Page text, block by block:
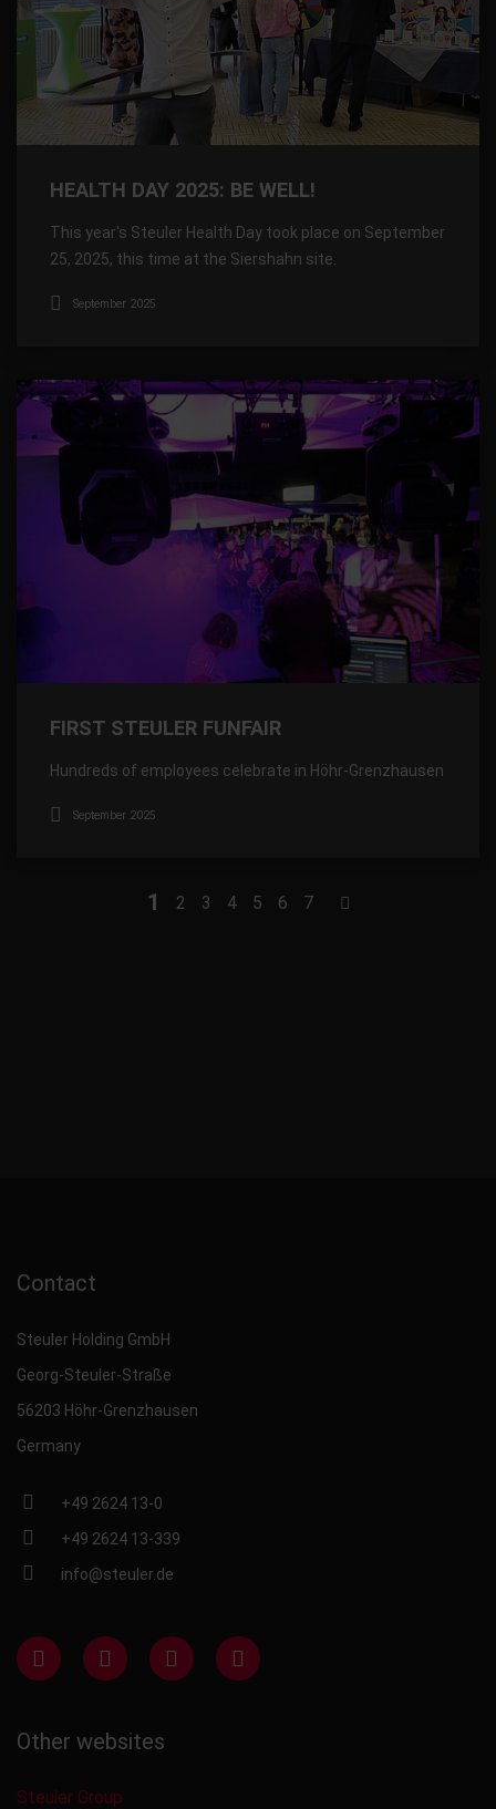
HEALTH DAY 2025: BE WELL!
This year's Steuler Health Day took place on September
25, 2025, this time at the Siershahn site.
September 2025
FIRST STEULER FUNFAIR
Hundreds of employees celebrate in Höhr-Grenzhausen
September 2025
1 2 3 4 5 6 7
Contact
Steuler Holding GmbH
Georg-Steuler-Straße
56203 Höhr-Grenzhausen
Germany
+49 2624 13-0
+49 2624 13-339
info@steuler.de
Other websites
Steuler Group